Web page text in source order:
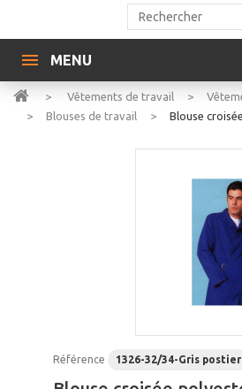
MENU
> Vêtements de travail >
>
Blouses de travail > Blouse
Référence 1326-32/34-Gris postier